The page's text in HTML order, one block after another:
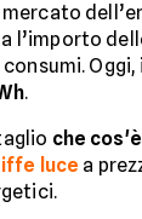
l’importo
.
che cos'è
luce a